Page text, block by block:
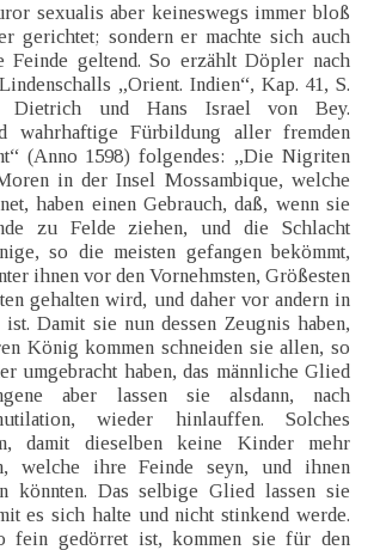
sexualis aber keineswegs immer bloß
gerichtet; sondern er machte sich auch
Feinde geltend. So erzählt Döpler nach
„Orient. Indien“, Kap. 41, S.
Dietrich und Hans Israel von Bey.
wahrhaftige Fürbildung aller fremden
(Anno 1598) folgendes: „Die Nigriten
in der Insel Mossambique, welche
haben einen Gebrauch, daß, wenn sie
zu Felde ziehen, und die Schlacht
so die meisten gefangen bekömmt,
ihnen vor den Vornehmsten, Größesten
gehalten wird, und daher vor andern in
Damit sie nun dessen Zeugnis haben,
König kommen schneiden sie allen, so
umgebracht haben, das männliche Glied
aber lassen sie alsdann, nach
wieder hinlauffen. Solches
damit dieselben keine Kinder mehr
welche ihre Feinde seyn, und ihnen
könnten. Das selbige Glied lassen sie
es sich halte und nicht stinkend werde.
fein gedörret ist, kommen sie für den